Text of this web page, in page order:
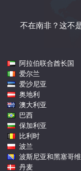
不在南非？这不
阿拉伯联合酋长国
爱尔兰
爱沙尼亚
奥地利
澳大利亚
巴西
保加利亚
比利时
波兰
波斯尼亚和黑塞哥
丹麦